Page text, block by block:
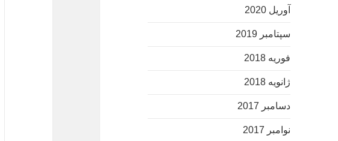
آوریل 2020
سپتامبر 2019
فوریه 2018
ژانویه 2018
دسامبر 2017
نوامبر 2017